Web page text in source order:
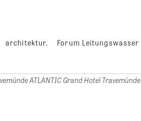
architektur. Forum Leitungswasser
ATLANTIC Grand Hotel Travemünde